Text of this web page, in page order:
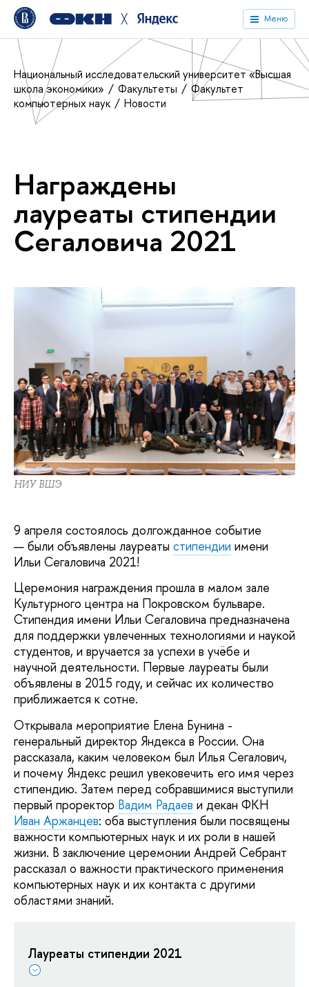
╳ Меню
Национальный исследовательский университет «Высшая
школа экономики»
Факультеты
Факультет
компьютерных наук
Новости
Награждены
лауреаты стипендии
Сегаловича 2021
НИУ ВШЭ
9 апреля состоялось долгожданное событие
— были объявлены лауреаты стипендии имени
Ильи Сегаловича 2021!
Церемония награждения прошла в малом зале
Культурного центра на Покровском бульваре.
Стипендия имени Ильи Сегаловича предназначена
для поддержки увлеченных технологиями и наукой
студентов, и вручается за успехи в учёбе и
научной деятельности. Первые лауреаты были
объявлены в 2015 году, и сейчас их количество
приближается к сотне.
Открывала мероприятие Елена Бунина -
генеральный директор Яндекса в России. Она
рассказала, каким человеком был Илья Сегалович,
и почему Яндекс решил увековечить его имя через
стипендию. Затем перед собравшимися выступили
первый проректор Вадим Радаев и декан ФКН
Иван Аржанцев: оба выступления были посвящены
важности компьютерных наук и их роли в нашей
жизни. В заключение церемонии Андрей Себрант
рассказал о важности практического применения
компьютерных наук и их контакта с другими
областями знаний.
Лауреаты стипендии 2021